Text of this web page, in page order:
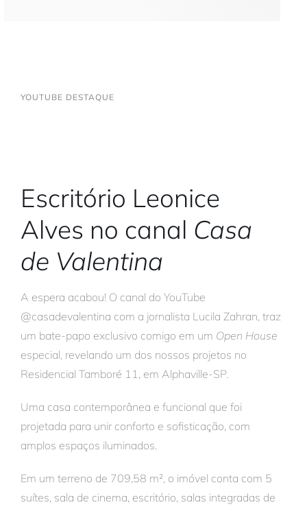
YOUTUBE DESTAQUE
Escritório Leonice
Alves no canal Casa
de Valentina
A espera acabou! O canal do YouTube
@casadevalentina com a jornalista Lucila Zahran, traz
um bate-papo exclusivo comigo em um Open House
especial, revelando um dos nossos projetos no
Residencial Tamboré 11, em Alphaville-SP.
Uma casa contemporânea e funcional que foi
projetada para unir conforto e sofisticação, com
amplos espaços iluminados.
Em um terreno de 709,58 m², o imóvel conta com 5
suítes, sala de cinema, escritório, salas integradas de